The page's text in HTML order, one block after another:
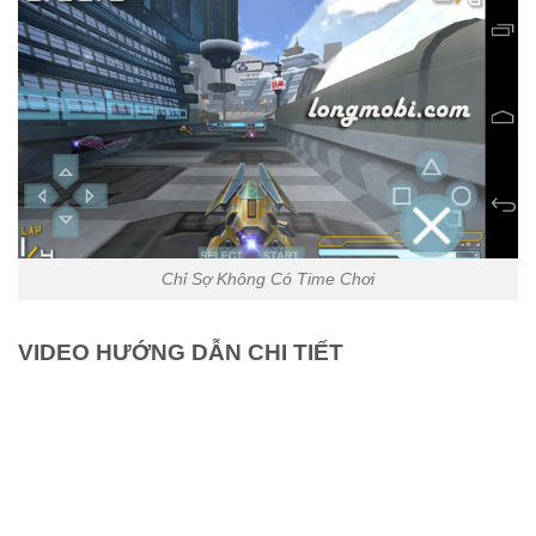
Chỉ Sợ Không Có Time Chơi
VIDEO HƯỚNG DẪN CHI TIẾT